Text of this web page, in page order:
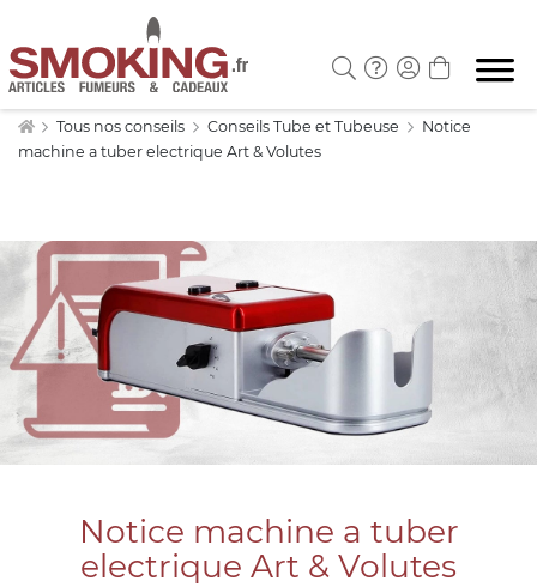
Tous nos conseils Conseils Tube et Tubeuse
Notice
machine a tuber electrique Art & Volutes
Notice machine a tuber
electrique Art & Volutes